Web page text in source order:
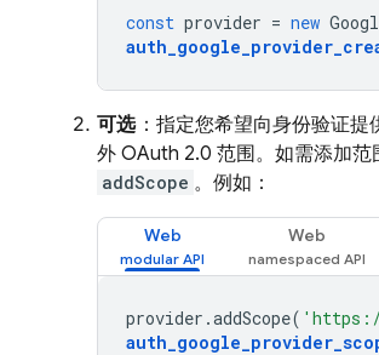
const provider = new
可选：指定您希望向身份验证提
外 OAuth 2.0 范围。如需添加范
addScope 。例如：
Web Web
provider .addScope( 'https://